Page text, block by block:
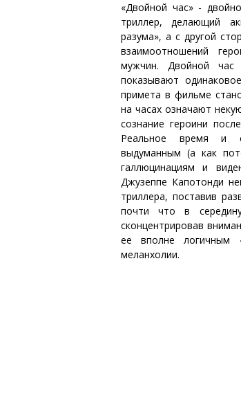
«Двойной час» -
триллер, делающий
разума», а с другой
взаимоотношений
мужчин. Двойной
показывают
примета в фильме
на часах означают
сознание героини
Реальное время и
выдуманным (а как
галлюцинациям и
Джузеппе Капотонди
триллера, поставив
почти что в
сконцентрировав
ее вполне логичным
меланхолии.